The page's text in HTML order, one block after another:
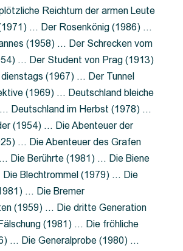
Reichtum der armen Leute
… Der Rosenkönig (1986) …
(1958) … Der Schrecken vom
… Der Student von Prag (1913)
(1967) … Der Tunnel
(1969) … Deutschland bleiche
Deutschland im Herbst (1978) …
(1954) … Die Abenteuer der
… Die Abenteuer des Grafen
Die Berührte (1981) … Die Biene
Blechtrommel (1979) … Die
… Die Bremer
(1959) … Die dritte Generation
(1981) … Die fröhliche
… Die Generalprobe (1980) …